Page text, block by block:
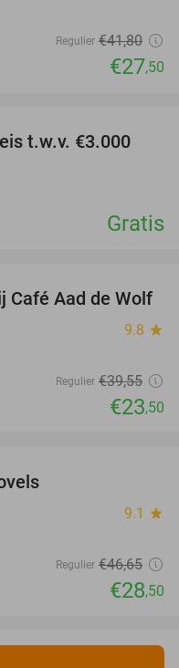
Regulier €41,80
€27,50
t.w.v. €3.000
Gratis
41%
Café Aad de Wolf
9.8 star
Regulier €39,55
€23,50
9.1 star
Regulier €46,65
€28,50